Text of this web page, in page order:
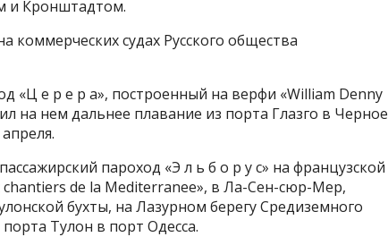
и Кронштадтом.
коммерческих судах Русского общества
«Ц е р е р а», построенный на верфи «William Denny
на нем дальнее плавание из порта Глазго в Черное
пароход «Э л ь б о р у с» на французской
de la Mediterranee», в Ла-Сен-сюр-Мер,
бухты, на Лазурном берегу Средиземного
Тулон в порт Одесса.